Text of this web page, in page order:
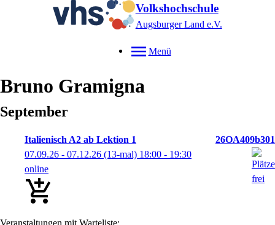
Volkshochschule
Augsburger Land e.V.
Menü
Bruno Gramigna
September
Italienisch A2 ab Lektion 1
26OA409b301
07.09.26 - 07.12.26 (13-mal) 18:00 - 19:30
online
Veranstaltungen mit Warteliste: